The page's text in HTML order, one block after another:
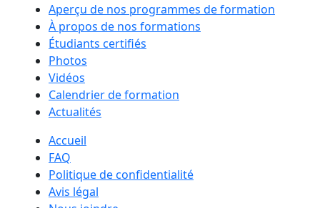
Aperçu de nos programmes de formation
À propos de nos formations
Étudiants certifiés
Photos
Vidéos
Calendrier de formation
Actualités
Accueil
FAQ
Politique de confidentialité
Avis légal